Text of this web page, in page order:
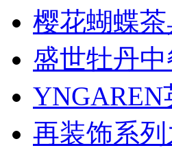
樱花蝴蝶茶
盛世牡丹
YNGAREN
再装饰系